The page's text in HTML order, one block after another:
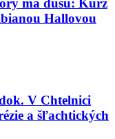
má dušu: Kurz
Hallovou
V Chtelnici
a šľachtických